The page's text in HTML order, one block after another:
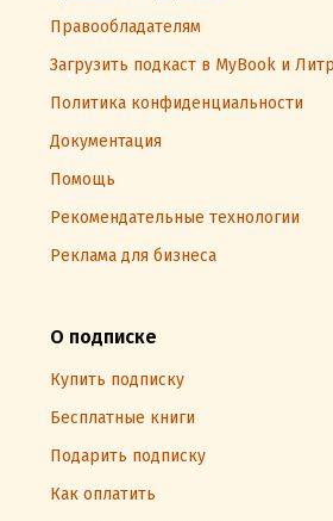
Правообладателям
Загрузить подкаст в MyBook и
Политика конфиденциальности
Документация
Помощь
Рекомендательные технологии
Реклама для бизнеса
О подписке
Купить подписку
Бесплатные книги
Подарить подписку
Как оплатить